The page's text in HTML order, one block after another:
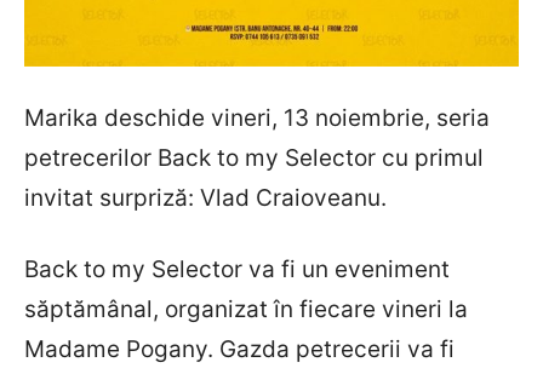
Marika deschide vineri, 13 noiembrie, seria
petrecerilor Back to my Selector cu primul
invitat surpriză: Vlad Craioveanu.
Back to my Selector va fi un eveniment
săptămânal, organizat în fiecare vineri la
Madame Pogany. Gazda petrecerii va fi